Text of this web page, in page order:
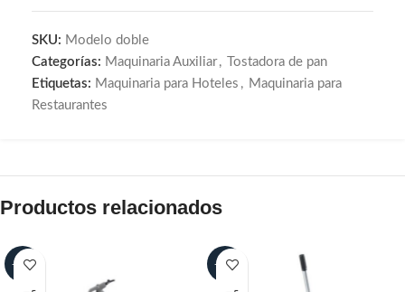
SKU: Modelo doble
Categorías: Maquinaria Auxiliar ,
Tostadora de pan
Etiquetas: Maquinaria para Hoteles , Maquinaria para
Restaurantes
Productos relacionados
-15% -25%